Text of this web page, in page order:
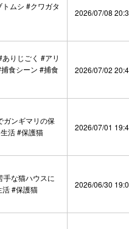
ムシ #クワガタ
2026/07/08
りじごく #アリ
食シーン #捕食
2026/07/02
ガンギマリの保
活 #保護猫
2026/07/01
な猫ハウスに
活 #保護猫
2026/06/30